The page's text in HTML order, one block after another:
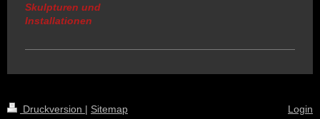
Skulpturen und
Installationen
Druckversion | Sitemap
Login